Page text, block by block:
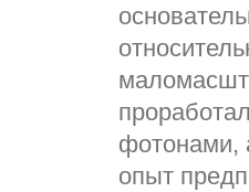
фотонами,
опыт